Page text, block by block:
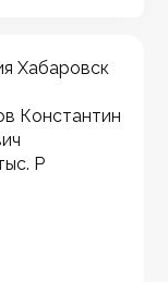
Хабаровск
Константин
Р